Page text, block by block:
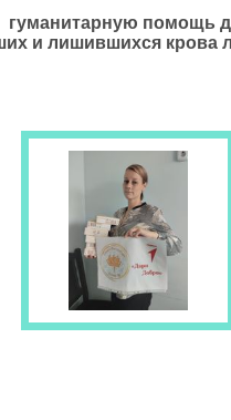
гуманитарную помощь
и лишившихся крова